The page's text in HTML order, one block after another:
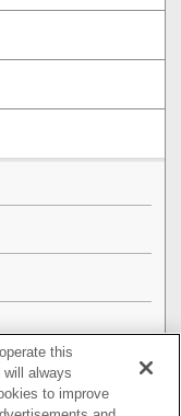
this
always
to improve